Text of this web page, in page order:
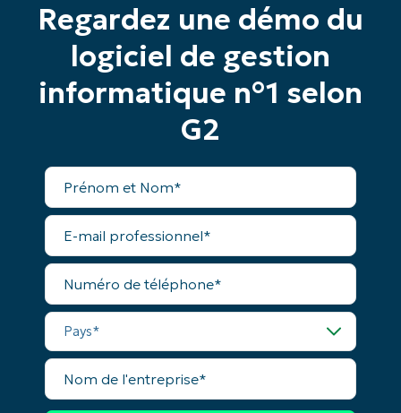
Regardez une démo du
logiciel de gestion
informatique n°1 selon
G2
Prénom
Nom*
E-
mail
professionnel*
Numéro
téléphone*
Pays*
Nom
l'entreprise*
Commencez votre essai de 14 jours
Pas de carte de crédit requise, accès complet à
toutes les fonctionnalités.
Prénom
Business
email*